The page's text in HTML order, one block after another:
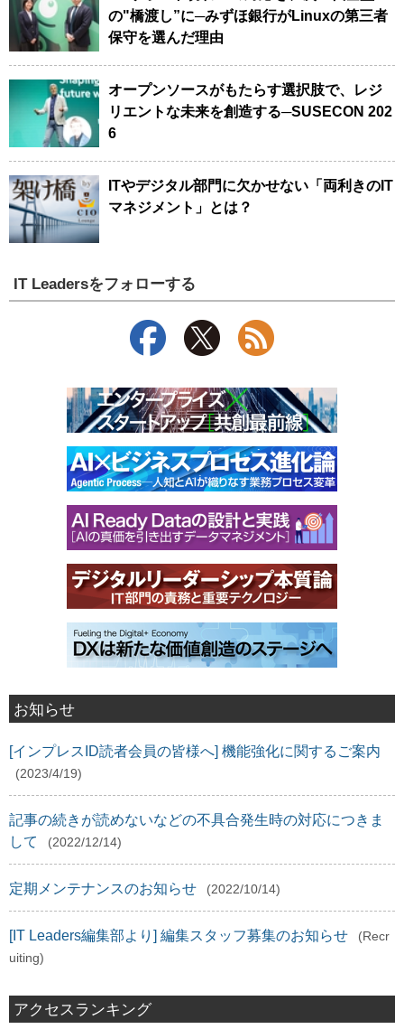
の"橋渡し”に─みずほ銀行がLinuxの第三者
保守を選んだ理由
オープンソースがもたらす選択肢で、レジ
リエントな未来を創造する─SUSECON 202
6
ITやデジタル部門に欠かせない「両利きのIT
マネジメント」とは？
IT Leadersをフォローする
お知らせ
[インプレスID読者会員の皆様へ] 機能強化に関するご案内
(2023/4/19)
記事の続きが読めないなどの不具合発生時の対応につきま
して
(2022/12/14)
定期メンテナンスのお知らせ (2022/10/14)
[IT Leaders編集部より] 編集スタッフ募集のお知らせ
(Recr
uiting)
アクセスランキング